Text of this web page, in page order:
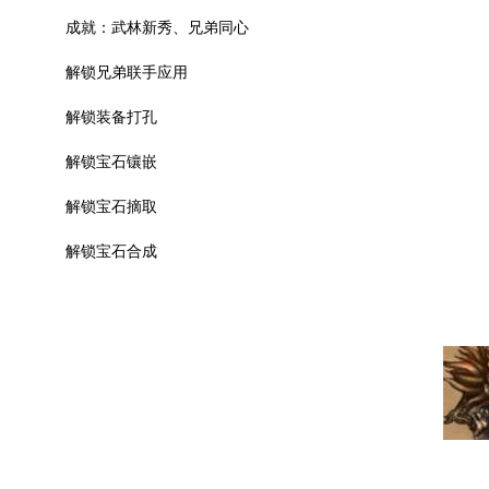
成就：武林新秀、兄弟同心
解锁兄弟联手应用
解锁装备打孔
解锁宝石镶嵌
解锁宝石摘取
解锁宝石合成